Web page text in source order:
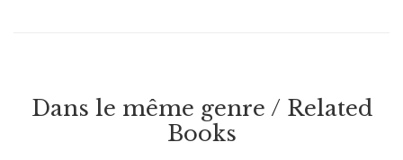
Dans le même genre / Related
Books